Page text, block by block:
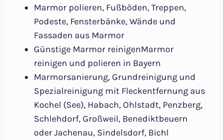
Marmor polieren, Fußböden, Treppen,
Podeste, Fensterbänke, Wände und
Fassaden aus Marmor
Günstige Marmor reinigenMarmor
reinigen und polieren in Bayern
Marmorsanierung, Grundreinigung und
Spezialreinigung mit Fleckentfernung aus
Kochel (See), Habach, Ohlstadt, Penzberg,
Schlehdorf, Großweil, Benediktbeuern
oder Jachenau, Sindelsdorf, Bichl